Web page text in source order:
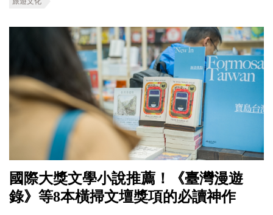
國際大獎文學小說推薦！《臺灣漫遊
錄》等8本橫掃文壇獎項的必讀神作